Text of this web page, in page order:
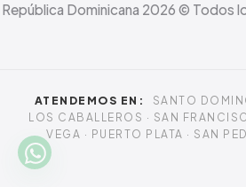
República Dominicana 2026 © Todos
ATENDEMOS EN:
SANTO
LOS CABALLEROS · SAN
VEGA · PUERTO PLATA · SAN